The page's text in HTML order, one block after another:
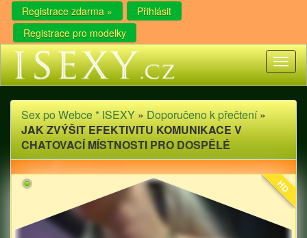
Registrace zdarma »
Přihlásit
Registrace pro modelky
Sex po Webce * ISEXY » Doporučeno k přečtení»
JAK ZVÝŠIT EFEKTIVITU KOMUNIKACE V
CHATOVACÍ MÍSTNOSTI PRO DOSPĚLÉ
HD